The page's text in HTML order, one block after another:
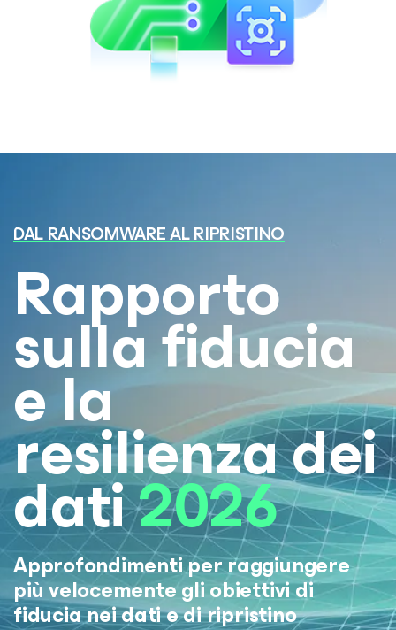
DAL RANSOMWARE AL RIPRISTINO
Rapporto
sulla fiducia
e la
resilienza dei
dati2026
Approfondimenti per raggiungere
più velocemente gli obiettivi di
fiducia nei dati e di ripristino